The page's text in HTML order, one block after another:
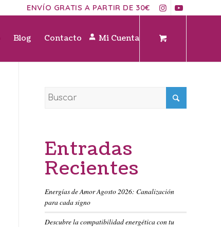
ENVÍO GRATIS A PARTIR DE 30€
Blog Contacto Mi Cuenta
Entradas
Recientes
Energías de Amor Agosto 2026: Canalización
para cada signo
Descubre la compatibilidad energética con tu